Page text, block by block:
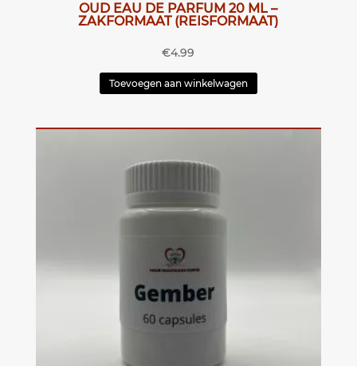
OUD EAU DE PARFUM 20 ML –
ZAKFORMAAT (REISFORMAAT)
€4.99
Toevoegen aan winkelwagen